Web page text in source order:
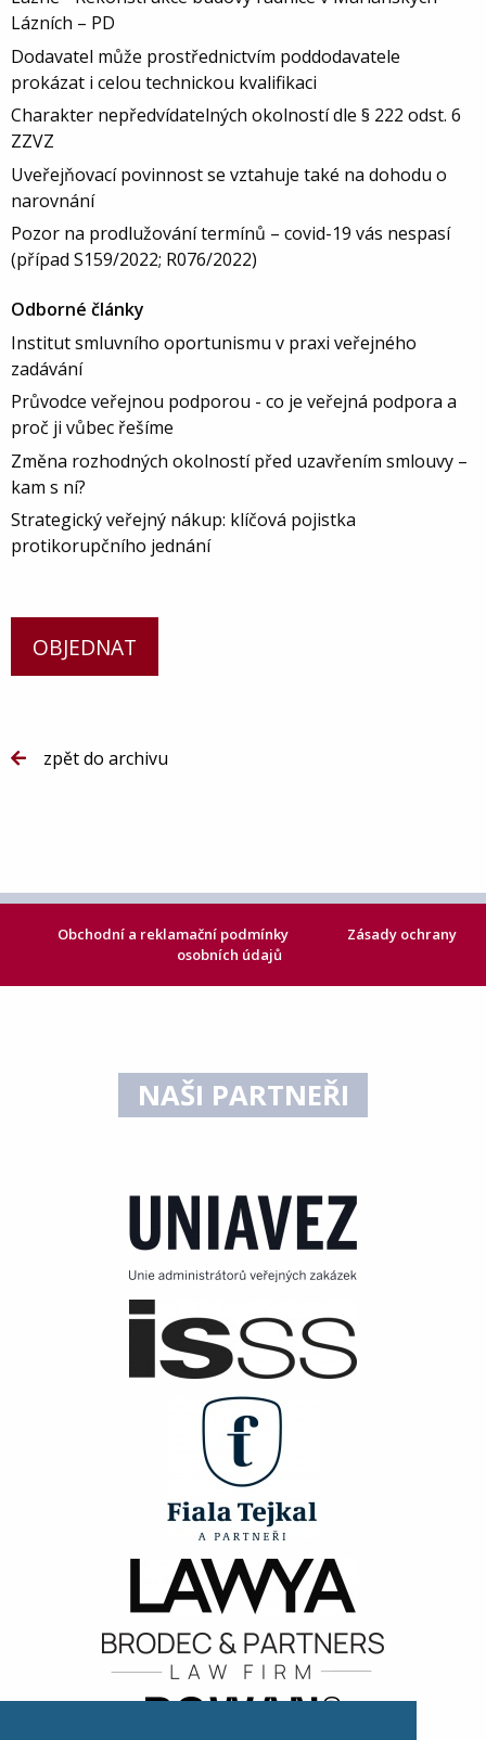
Lázních – PD
Dodavatel může prostřednictvím poddodavatele
prokázat i celou technickou kvalifikaci
Charakter nepředvídatelných okolností dle § 222 odst. 6
ZZVZ
Uveřejňovací povinnost se vztahuje také na dohodu o
narovnání
Pozor na prodlužování termínů – covid-19 vás nespasí
(případ S159/2022; R076/2022)
Odborné články
Institut smluvního oportunismu v praxi veřejného
zadávání
Průvodce veřejnou podporou - co je veřejná podpora a
proč ji vůbec řešíme
Změna rozhodných okolností před uzavřením smlouvy –
kam s ní?
Strategický veřejný nákup: klíčová pojistka
protikorupčního jednání
OBJEDNAT
zpět do archivu
Obchodní a reklamační podmínky
Zásady ochrany
osobních údajů
NAŠI PARTNEŘI